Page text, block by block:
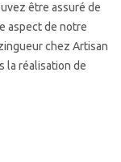
être assuré de
aspect de notre
chez Artisan
la réalisation de